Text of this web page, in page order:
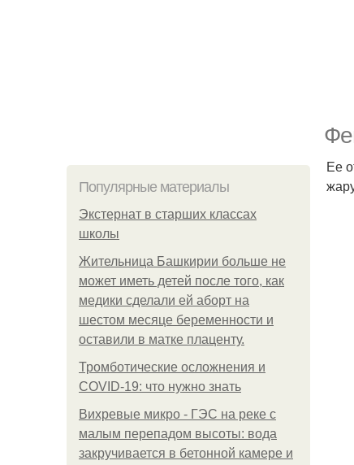
Популярные материалы
Экстернат в старших классах
школы
Жительница Башкирии больше не
может иметь детей после того, как
медики сделали ей аборт на
шестом месяце беременности и
оставили в матке плаценту.
Тромботические осложнения и
COVID-19: что нужно знать
Вихревые микро - ГЭС на реке с
малым перепадом высоты: вода
закручивается в бетонной камере и
Ее